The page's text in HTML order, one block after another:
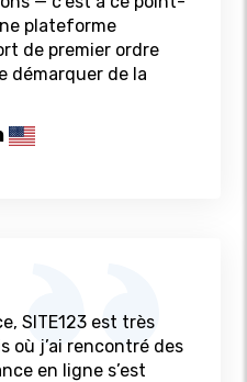
plateforme
de premier ordre
démarquer de la
SITE123 est très
où j’ai rencontré des
en ligne s’est